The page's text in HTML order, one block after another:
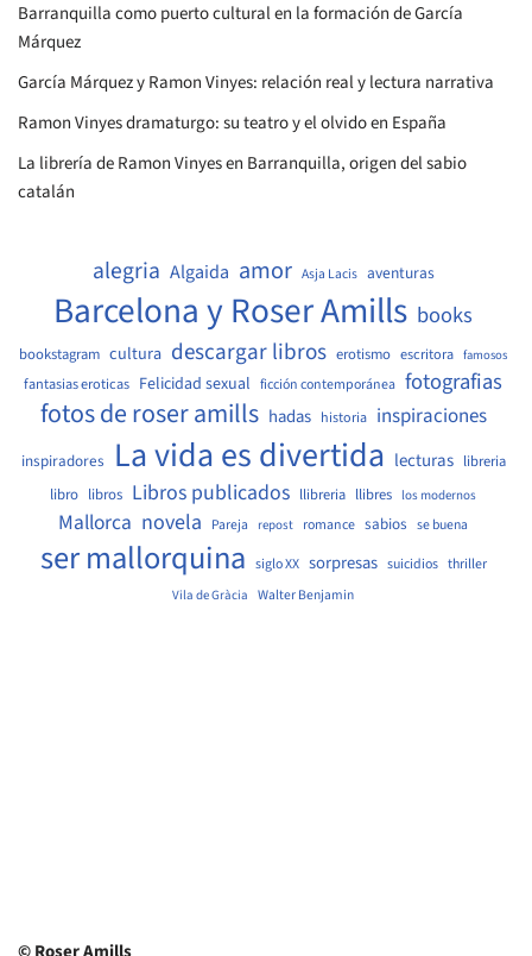
Barranquilla como puerto cultural en la formación de García
Márquez
García Márquez y Ramon Vinyes: relación real y lectura narrativa
Ramon Vinyes dramaturgo: su teatro y el olvido en España
La librería de Ramon Vinyes en Barranquilla, origen del sabio
catalán
alegria Algaida amor Asja Lacis aventuras
Barcelona y Roser Amills books
bookstagram cultura descargar libros erotismo escritora famosos
fantasias eroticas Felicidad sexual ficción contemporánea fotografias
fotos de roser amills hadas historia inspiraciones
inspiradores La vida es divertida lecturas libreria
libro libros Libros publicados llibreria llibres los modernos
Mallorca novela Pareja repost romance sabios se buena
ser mallorquina siglo XX sorpresas suicidios thriller
Vila de Gràcia Walter Benjamin